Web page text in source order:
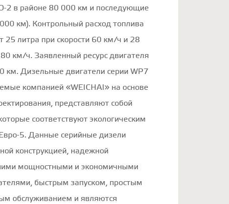
2 в районе 80 000 км и последующие
км). Контрольный расход топлива
25 литра при скорости 60 км/ч и 28
км/ч. Заявленный ресурс двигателя
км. Дизельные двигатели серии WP7
компанией «WEICHAI» на основе
представляют собой
соответствуют экологическим
5. Данные серийные дизели
конструкцией, надежной
мощностными и экономичными
быстрым запуском, простым
обслуживанием и являются